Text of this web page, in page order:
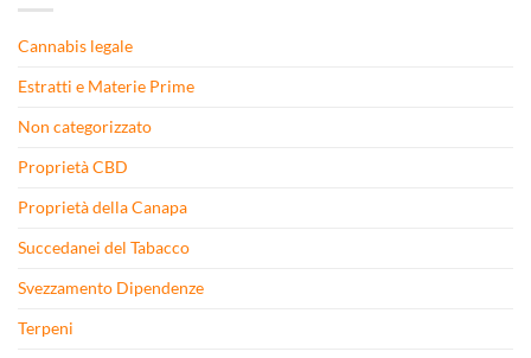
Cannabis legale
Estratti e Materie Prime
Non categorizzato
Proprietà CBD
Proprietà della Canapa
Succedanei del Tabacco
Svezzamento Dipendenze
Terpeni